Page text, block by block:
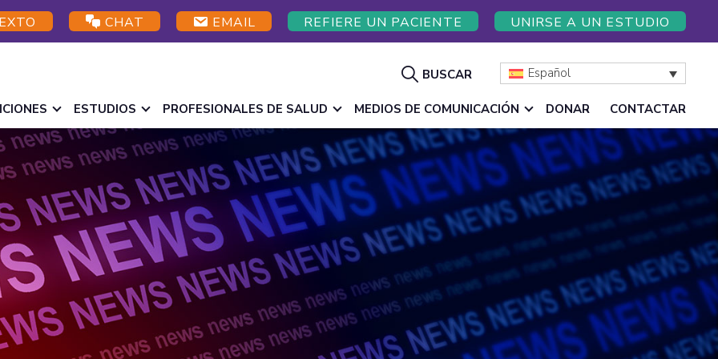
CHAT EMAIL REFIERE UN PACIENTE UNIRSE A UN ESTUDIO
Mostrar
BUSCAR Español
ESTUDIOS PROFESIONALES DE SALUD MEDIOS DE COMUNICACIÓN DONAR CONTACTAR